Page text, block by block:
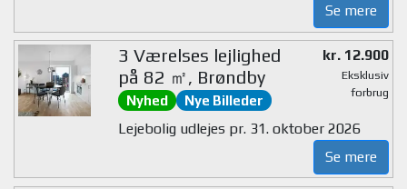
Se mere
3 Værelses lejlighed
på 82 ㎡, Brøndby
Nyhed Nye Billeder
kr. 12.900
Eksklusiv
forbrug
Lejebolig udlejes pr. 31. oktober 2026
Se mere